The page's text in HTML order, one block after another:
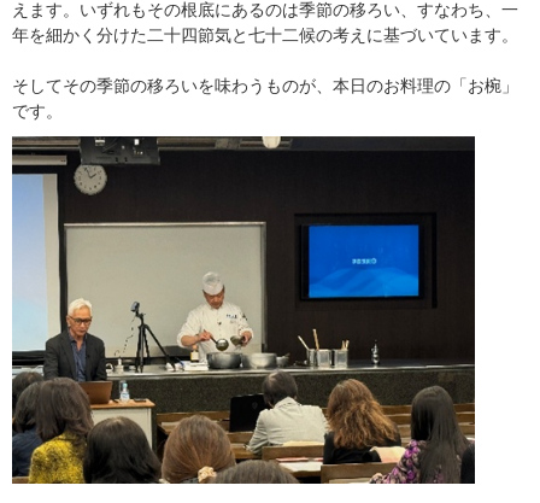
えます。いずれもその根底にあるのは季節の移ろい、すなわち、一
年を細かく分けた二十四節気と七十二候の考えに基づいています。
そしてその季節の移ろいを味わうものが、本日のお料理の「お椀」
です。